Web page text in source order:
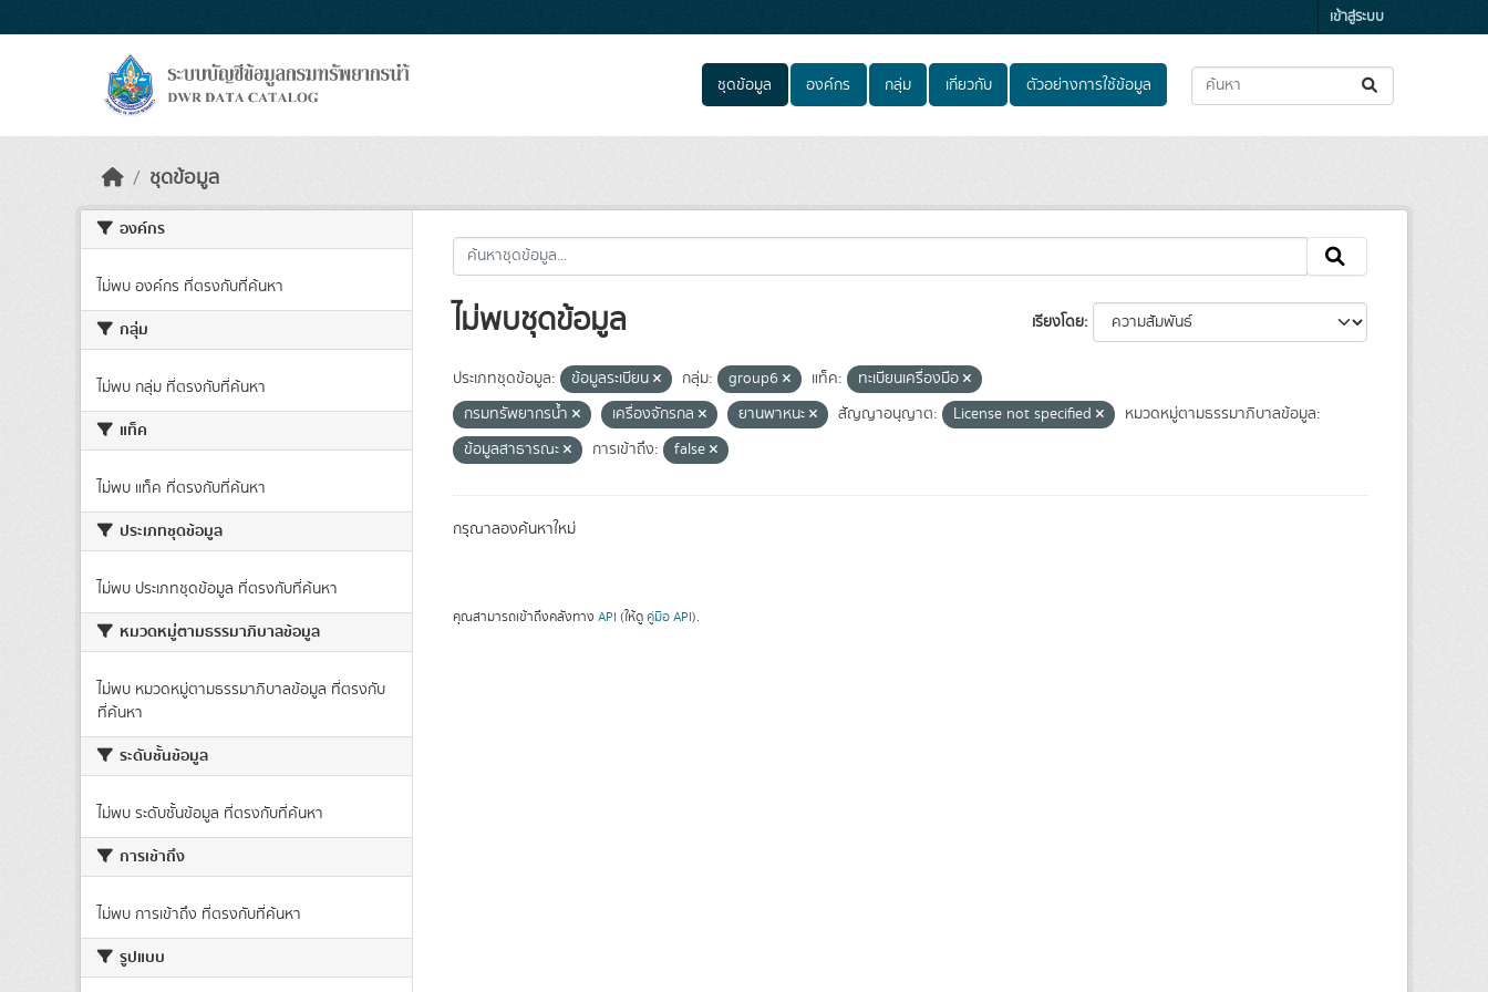
เข้าสู่ระบบ
ชุดข้อมูล องค์กร กลุ่ม เกี่ยวกับ ตัวอย่างการใช้ข้อมูล
ชุดข้อมูล
องค์กร
ไม่พบ องค์กร ที่ตรงกับที่ค้นหา
กลุ่ม
ไม่พบ กลุ่ม ที่ตรงกับที่ค้นหา
แท็ค
ไม่พบ แท็ค ที่ตรงกับที่ค้นหา
ประเภทชุดข้อมูล
ไม่พบ ประเภทชุดข้อมูล ที่ตรงกับที่ค้นหา
หมวดหมู่ตามธรรมาภิบาลข้อมูล
ไม่พบ หมวดหมู่ตามธรรมาภิบาลข้อมูล ที่ตรงกับ
ที่ค้นหา
ระดับชั้นข้อมูล
ไม่พบ ระดับชั้นข้อมูล ที่ตรงกับที่ค้นหา
การเข้าถึง
ไม่พบ การเข้าถึง ที่ตรงกับที่ค้นหา
รูปแบบ
เรียงโดย
ไม่พบชุดข้อมูล
ประเภทชุดข้อมูล: ข้อมูลระเบียน กลุ่ม: group6 แท็ค:
ทะเบียนเครื่องมือ
กรมทรัพยากรน้ำ
เครื่องจักรกล ยานพาหนะ สัญญาอนุญาต: License not specified
หมวดหมู่ตามธรรมาภิบาลข้อมูล:
ข้อมูลสาธารณะ
การเข้าถึง: false
กรุณาลองค้นหาใหม่
คุณสามารถเข้าถึงคลังทาง API (ให้ดู คู่มือ API).